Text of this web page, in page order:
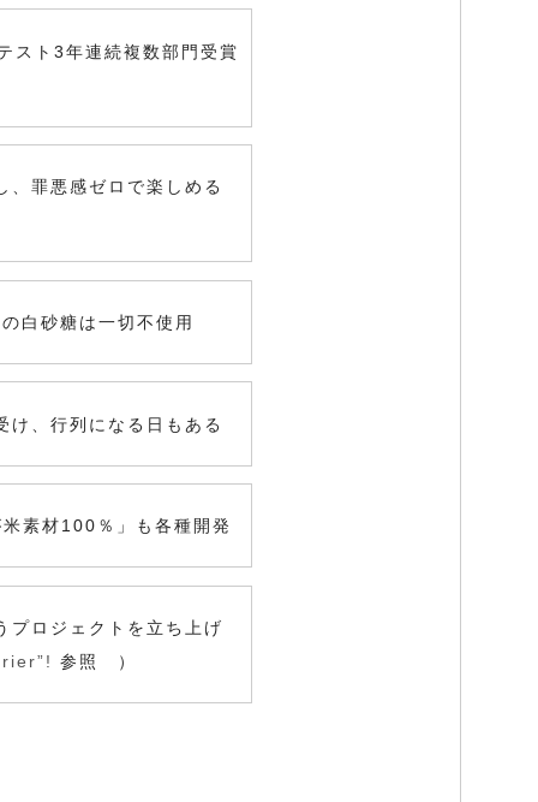
スト3年連続複数部門受賞
、罪悪感ゼロで楽しめる
白砂糖は一切不使用
け、行列になる日もある
素材100％」も各種開発
プロジェクトを立ち上げ
参照 ）